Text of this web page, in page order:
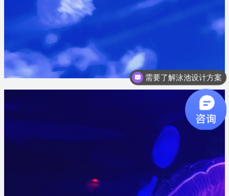
需要了解泳池设计方案
想了解游泳池设备？